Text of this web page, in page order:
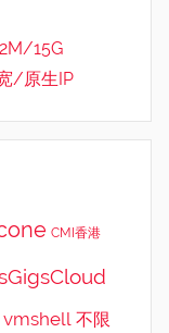
15G
/原生IP
CMI香港
vmshell 不限